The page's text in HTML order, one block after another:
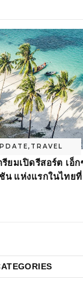
, TRAVEL
รียมเปิดรีสอร์ต เอ็
น แห่งแรกในไทยที่